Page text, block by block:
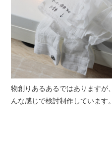
物創りあるあるではありますが
んな感じで検討制作しています。